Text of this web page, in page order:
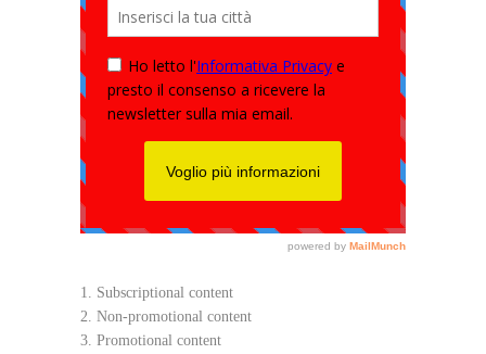
Subscriptional content
Non-promotional content
Promotional content